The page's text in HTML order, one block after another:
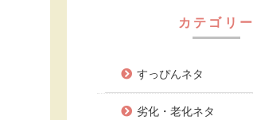
カテゴリー
すっぴんネタ
劣化・老化ネタ